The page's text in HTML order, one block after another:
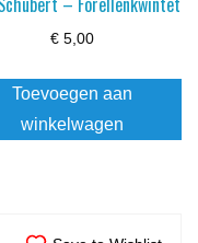
€5,00
Toevoegen aan
winkelwagen